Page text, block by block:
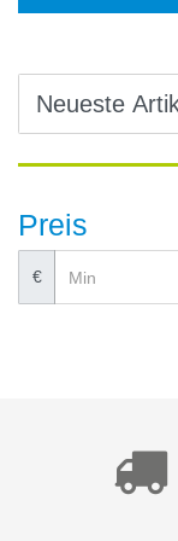
Preis
€